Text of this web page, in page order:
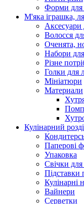
Форми для
М'яка іграшка,
Аксесуари
Волосся
Оченята,
Набори
Різне
Голки для
Мініатюри
Материали
Кулінарний
Паперові
Упаковка
Свічки для
Підставки
Кулінарні
Вайнери
Серветки